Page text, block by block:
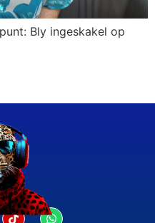
Bly ingeskakel op